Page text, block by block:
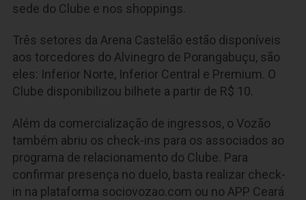
sede do Clube e nos shoppings.
Três setores da Arena Castelão estão disponíveis
aos torcedores do Alvinegro de Porangabuçu, são
eles: Inferior Norte, Inferior Central e Premium. O
Clube disponibilizou bilhete a partir de R$ 10.
Além da comercialização de ingressos, o Vozão
também abriu os check-ins para os associados ao
programa de relacionamento do Clube. Para
confirmar presença no duelo, basta realizar check-
in na plataforma sociovozao.com ou no APP Ceará